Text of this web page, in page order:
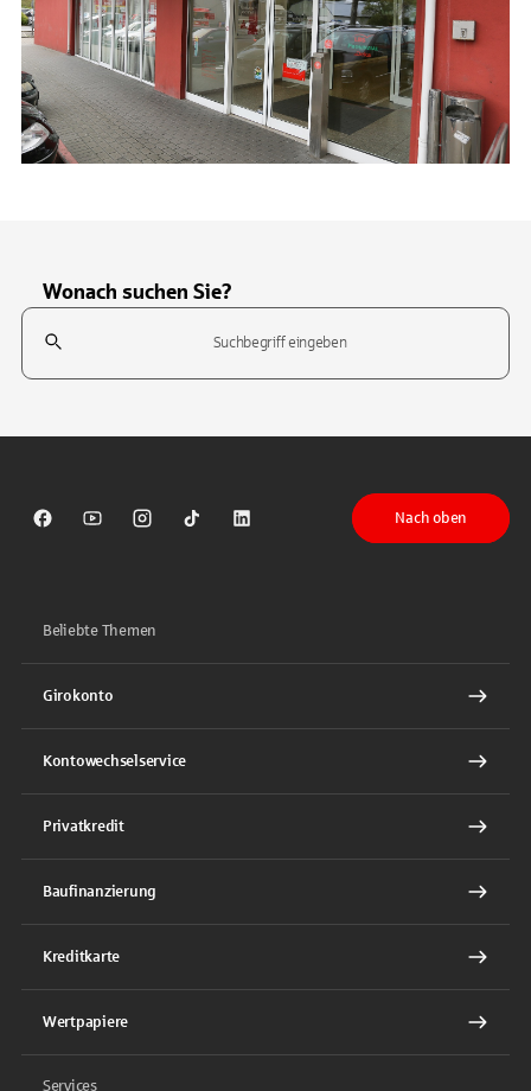
Wonach suchen Sie?
Suchfeld
Sparkasse auf Facebook
Sparkasse auf Youtube
Sparkasse auf Instagram
Sparkasse auf TikTok
Sparkasse auf LinkedIn
Nach oben
Beliebte Themen
Girokonto
Kontowechselservice
Privatkredit
Baufinanzierung
Kreditkarte
Wertpapiere
Services